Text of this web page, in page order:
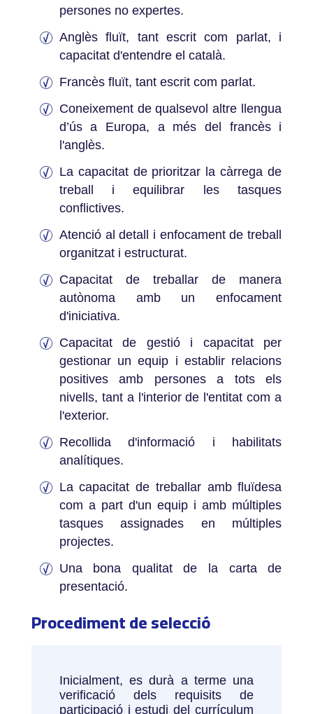
persones no expertes.
Anglès fluït, tant escrit com parlat, i
capacitat d'entendre el català.
Francès fluït, tant escrit com parlat.
Coneixement de qualsevol altre llengua
d’ús a Europa, a més del francès i
l'anglès.
La capacitat de prioritzar la càrrega de
treball i equilibrar les tasques
conflictives.
Atenció al detall i enfocament de treball
organitzat i estructurat.
Capacitat de treballar de manera
autònoma amb un enfocament
d'iniciativa.
Capacitat de gestió i capacitat per
gestionar un equip i establir relacions
positives amb persones a tots els
nivells, tant a l'interior de l'entitat com a
l'exterior.
Recollida d'informació i habilitats
analítiques.
La capacitat de treballar amb fluïdesa
com a part d'un equip i amb múltiples
tasques assignades en múltiples
projectes.
Una bona qualitat de la carta de
presentació.
Procediment de selecció
Inicialment, es durà a terme una
verificació dels requisits de
participació i estudi del currículum